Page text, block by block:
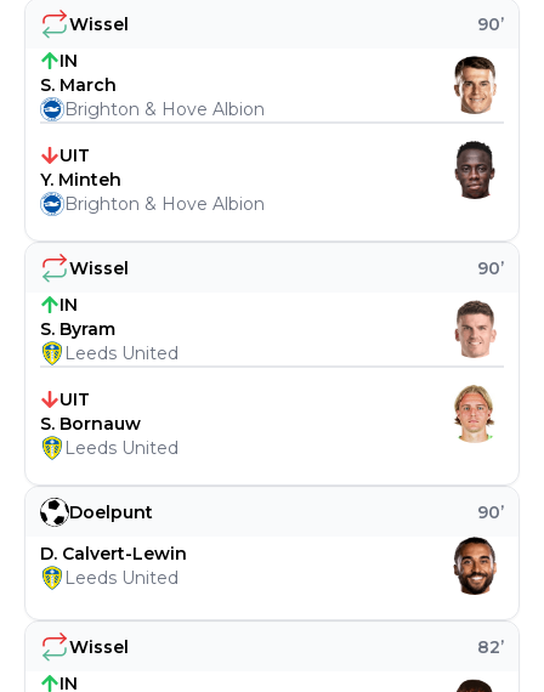
Wissel 82’
IN
Doelpunt 90’
D. Calvert-Lewin
Leeds United
Wissel 90’
IN
S. Byram
Leeds United
UIT
S. Bornauw
Leeds United
Wissel 90’
IN
S. March
Brighton & Hove Albion
UIT
Y. Minteh
Brighton & Hove Albion